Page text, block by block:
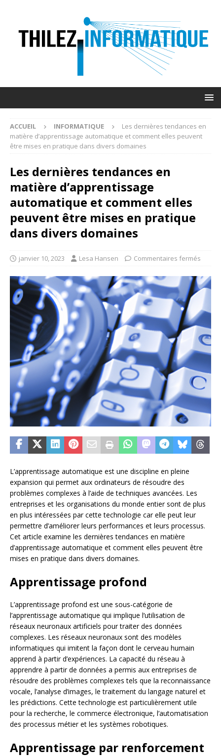
ACCUEIL INFORMATIQUE
Les dernières tendances en
matière d’apprentissage automatique et comment elles peuvent
être mises en pratique dans divers domaines
Les dernières tendances en
matière d’apprentissage
automatique et comment elles
peuvent être mises en pratique
dans divers domaines
janvier 10, 2023 Lesa Hansen Commentaires fermés
L’apprentissage automatique est une discipline en pleine
expansion qui permet aux ordinateurs de résoudre des
problèmes complexes à l’aide de techniques avancées. Les
entreprises et les organisations du monde entier sont de plus
en plus intéressées par cette technologie car elle peut leur
permettre d’améliorer leurs performances et leurs processus.
Cet article examine les dernières tendances en matière
d’apprentissage automatique et comment elles peuvent être
mises en pratique dans divers domaines.
Apprentissage profond
L’apprentissage profond est une sous-catégorie de
l’apprentissage automatique qui implique l’utilisation de
réseaux neuronaux artificiels pour traiter des données
complexes. Les réseaux neuronaux sont des modèles
informatiques qui imitent la façon dont le cerveau humain
apprend à partir d’expériences. La capacité du réseau à
apprendre à partir de données a permis aux entreprises de
résoudre des problèmes complexes tels que la reconnaissance
vocale, l’analyse d’images, le traitement du langage naturel et
les prédictions. Cette technologie est particulièrement utile
pour la recherche, le commerce électronique, l’automatisation
des processus métier et les systèmes robotiques.
Apprentissage par renforcement